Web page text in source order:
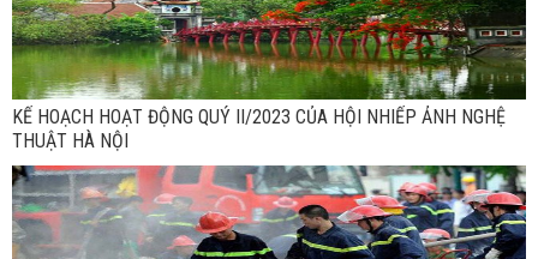
KẾ HOẠCH HOẠT ĐỘNG QUÝ II/2023 CỦA HỘI NHIẾP ẢNH NGHỆ
THUẬT HÀ NỘI